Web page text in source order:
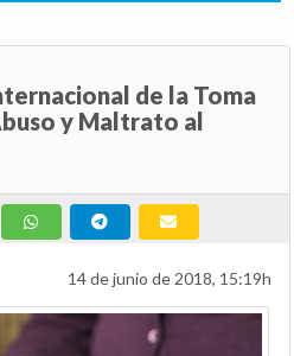
de la Toma
y Maltrato al
14 de junio de 2018, 15:19h